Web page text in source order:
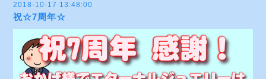
2018-10-17 13:48:00
祝☆7周年☆